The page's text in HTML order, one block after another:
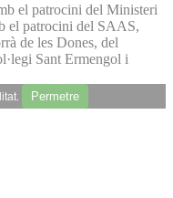
el patrocini del Ministeri
el patrocini del SAAS,
de les Dones, del
Sant Ermengol i
Permetre